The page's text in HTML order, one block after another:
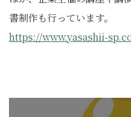
書制作も行っています。
https://www.yasashii-